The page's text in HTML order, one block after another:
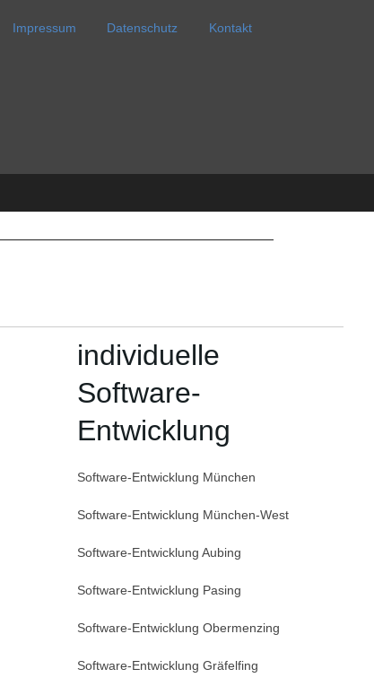
Impressum Datenschutz Kontakt
individuelle
Software-
Entwicklung
Software-Entwicklung München
Software-Entwicklung München-West
Software-Entwicklung Aubing
Software-Entwicklung Pasing
Software-Entwicklung Obermenzing
Software-Entwicklung Gräfelfing